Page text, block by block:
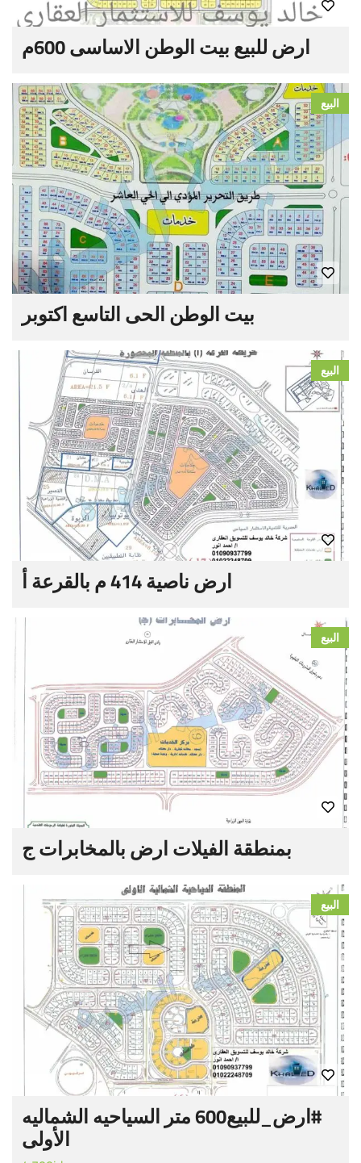
ارض للبيع بيت الوطن الاساسى 600م
البيع
بيت الوطن الحى التاسع اكتوبر
البيع
ارض ناصية 414 م بالقرعة أ
البيع
بمنطقة الفيلات ارض بالمخابرات ج
البيع
#‏ارض_للبيع‬600 متر السياحيه الشماليه
الأولى